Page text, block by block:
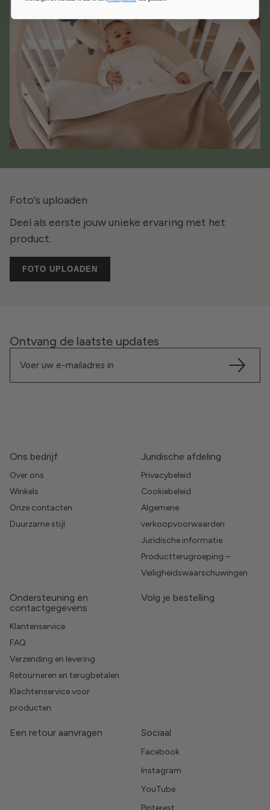
Foto's uploaden
Deel als eerste jouw unieke ervaring met het
product.
FOTO UPLOADEN
Ontvang de laatste updates
Ons bedrijf
Over ons
Winkels
Onze contacten
Duurzame stijl
Juridische afdeling
Privacybeleid
Cookiebeleid
Algemene
verkoopvoorwaarden
Juridische informatie
Productterugroeping –
Veiligheidswaarschuwingen
Ondersteuning en
contactgegevens
Klantenservice
FAQ
Verzending en levering
Retourneren en terugbetalen
Klachtenservice voor
producten
Volg je bestelling
Een retour aanvragen Sociaal
Facebook
Instagram
YouTube